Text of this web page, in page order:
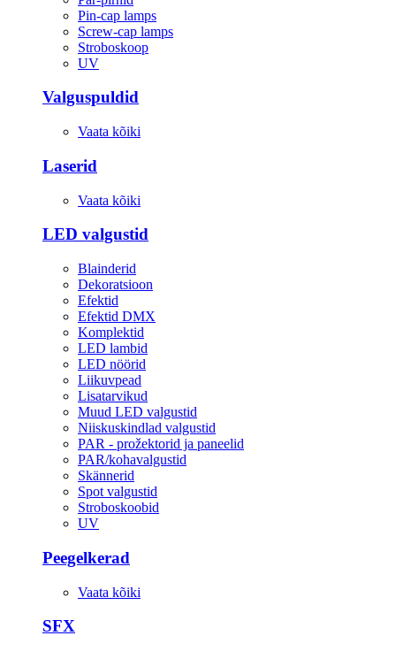
Pin-cap lamps
Screw-cap lamps
Stroboskoop
UV
Valguspuldid
Vaata kõiki
Laserid
Vaata kõiki
LED valgustid
Blainderid
Dekoratsioon
Efektid
Efektid DMX
Komplektid
LED lambid
LED nöörid
Liikuvpead
Lisatarvikud
Muud LED valgustid
Niiskuskindlad valgustid
PAR - prožektorid ja paneelid
PAR/kohavalgustid
Skännerid
Spot valgustid
Stroboskoobid
UV
Peegelkerad
Vaata kõiki
SFX